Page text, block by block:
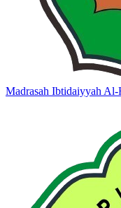
Madrasah Ibtidaiyyah